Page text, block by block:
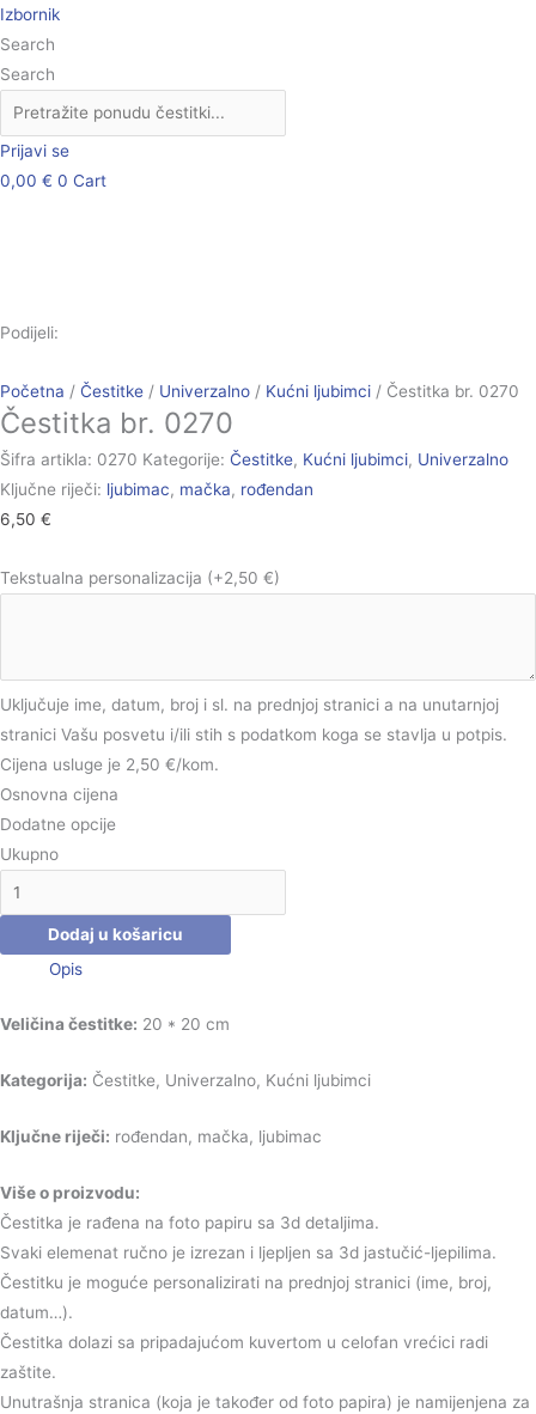
Skip
to
content
Izbornik
Search
Search
Prijavi se
0,00 € 0 Cart
Podijeli:
Početna / Čestitke / Univerzalno / Kućni ljubimci / Čestitka br. 0270
Čestitka br. 0270
Šifra artikla: 0270 Kategorije: Čestitke, Kućni ljubimci, Univerzalno
Ključne riječi: ljubimac, mačka, rođendan
6,50 €
Tekstualna personalizacija (+2,50 €)
Uključuje ime, datum, broj i sl. na prednjoj stranici a na unutarnjoj
stranici Vašu posvetu i/ili stih s podatkom koga se stavlja u potpis.
Cijena usluge je 2,50 €/kom.
Osnovna cijena
Dodatne opcije
Ukupno
Čestitka
br.
0270
količina
Dodaj u košaricu
Opis
Veličina čestitke: 20 * 20 cm
Kategorija: Čestitke, Univerzalno, Kućni ljubimci
Ključne riječi: rođendan, mačka, ljubimac
Više o proizvodu:
Čestitka je rađena na foto papiru sa 3d detaljima.
Svaki elemenat ručno je izrezan i ljepljen sa 3d jastučić-ljepilima.
Čestitku je moguće personalizirati na prednjoj stranici (ime, broj,
datum…).
Čestitka dolazi sa pripadajućom kuvertom u celofan vrećici radi
zaštite.
Unutrašnja stranica (koja je također od foto papira) je namijenjena za